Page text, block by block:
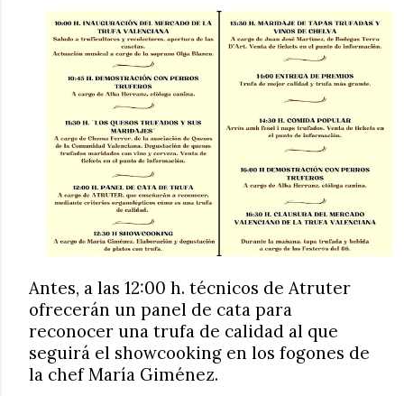
Antes, a las 12:00 h. técnicos de Atruter
ofrecerán un panel de cata para
reconocer una trufa de calidad al que
seguirá el showcooking en los fogones de
la chef María Giménez.